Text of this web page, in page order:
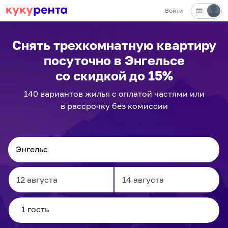
Войти
Снять трехкомнатную квартиру
посуточно в Энгельсе
со скидкой до 15%
140 вариантовжилья с оплатой частями или
в рассрочку без комиссии
Navigate
forward
to
Navigate
to
✕